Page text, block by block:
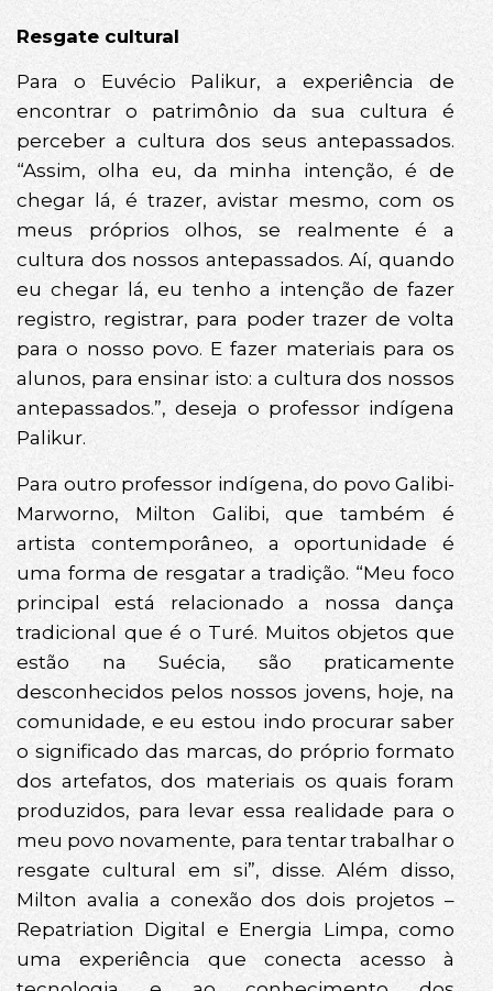
Resgate cultural
Para o Euvécio Palikur, a experiência de
encontrar o patrimônio da sua cultura é
perceber a cultura dos seus antepassados.
“Assim, olha eu, da minha intenção, é de
chegar lá, é trazer, avistar mesmo, com os
meus próprios olhos, se realmente é a
cultura dos nossos antepassados. Aí, quando
eu chegar lá, eu tenho a intenção de fazer
registro, registrar, para poder trazer de volta
para o nosso povo. E fazer materiais para os
alunos, para ensinar isto: a cultura dos nossos
antepassados.”, deseja o professor indígena
Palikur.
Para outro professor indígena, do povo Galibi-
Marworno, Milton Galibi, que também é
artista contemporâneo, a oportunidade é
uma forma de resgatar a tradição. “Meu foco
principal está relacionado a nossa dança
tradicional que é o Turé. Muitos objetos que
estão na Suécia, são praticamente
desconhecidos pelos nossos jovens, hoje, na
comunidade, e eu estou indo procurar saber
o significado das marcas, do próprio formato
dos artefatos, dos materiais os quais foram
produzidos, para levar essa realidade para o
meu povo novamente, para tentar trabalhar o
resgate cultural em si”, disse. Além disso,
Milton avalia a conexão dos dois projetos –
Repatriation Digital e Energia Limpa, como
uma experiência que conecta acesso à